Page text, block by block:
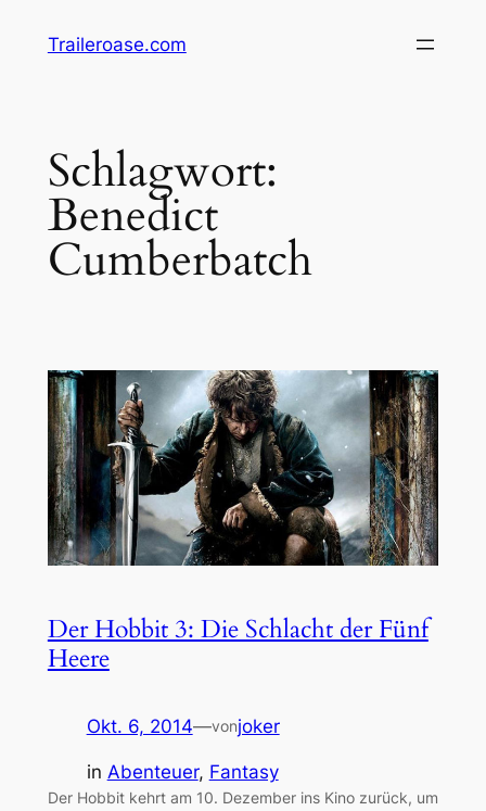
InhaltTraileroase.com
Schlagwort:
Benedict
Cumberbatch
Der Hobbit 3: Die Schlacht der Fünf
Heere
Okt. 6, 2014—vonjoker
in Abenteuer, Fantasy
Der Hobbit kehrt am 10. Dezember ins Kino zurück, um